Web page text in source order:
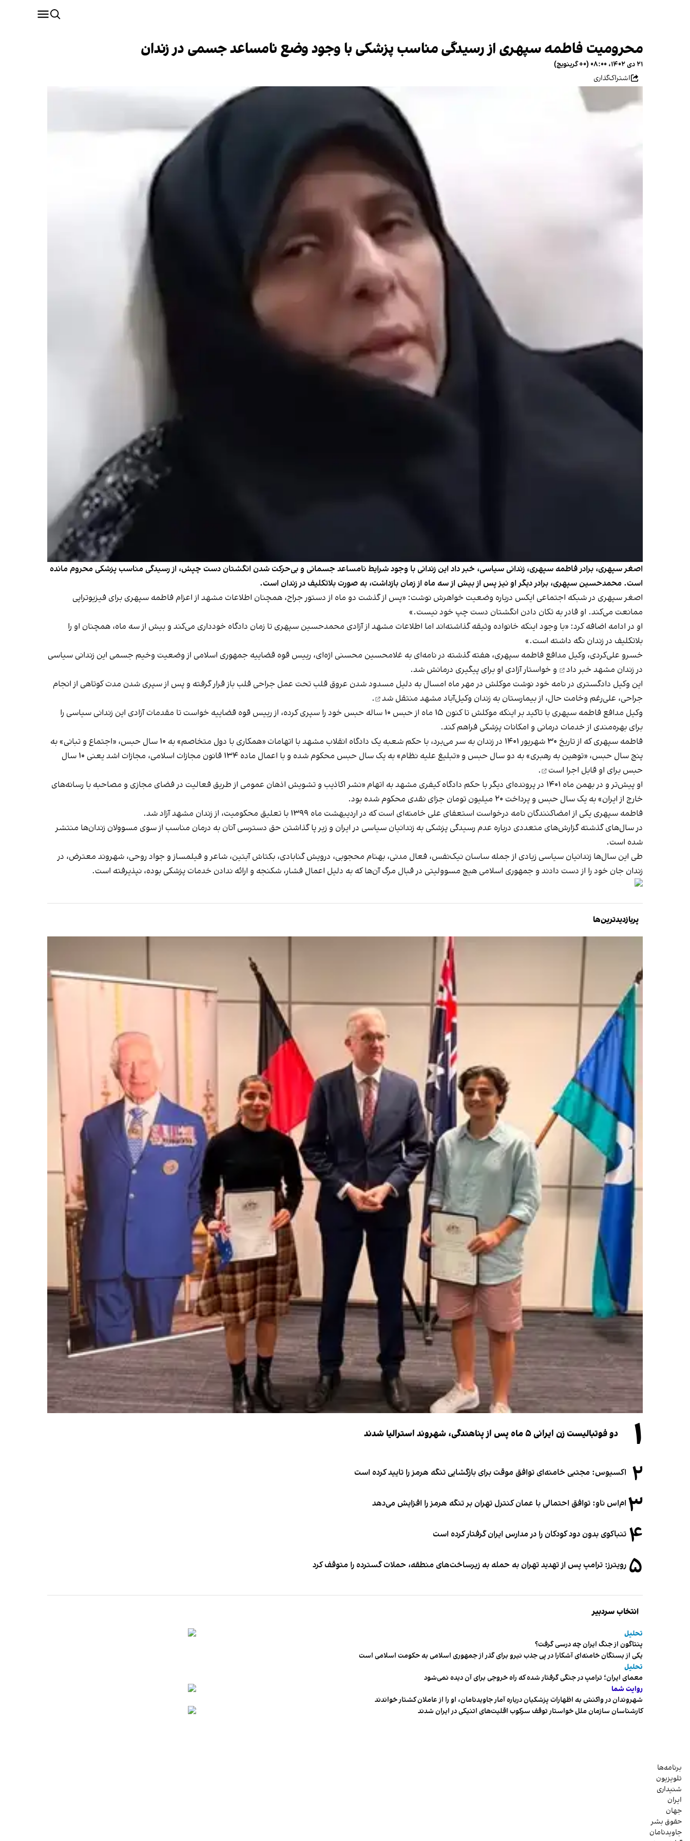
محرومیت فاطمه سپهری از رسیدگی مناسب پزشکی با وجود وضع نامساعد جسمی در زندان
۲۱ دی ۱۴۰۲، ۰۸:۰۰ (‎+۰ گرینویچ)
اشتراک‌گذاری
اصغر سپهری، برادر فاطمه سپهری، زندانی سیاسی، خبر داد این زندانی با وجود شرایط نامساعد جسمانی و بی‌حرکت شدن انگشتان دست چپش، از رسیدگی مناسب پزشکی محروم مانده
است. محمدحسین سپهری، برادر دیگر او نیز پس از بیش از سه ماه از زمان بازداشت، به صورت بلاتکلیف در زندان است.
اصغر سپهری در شبکه اجتماعی ایکس درباره وضعیت خواهرش نوشت: «پس از گذشت دو ماه از دستور جراح، همچنان اطلاعات مشهد از اعزام فاطمه سپهری برای فیزیوتراپی
ممانعت می‌کند. او قادر به تکان دادن انگشتان دست چپ خود نیست.»
او در ادامه اضافه کرد: «با وجود اینکه خانواده وثیقه گذاشته‌اند اما اطلاعات مشهد از آزادی محمدحسین سپهری تا زمان دادگاه خودداری می‌کند و بیش از سه ماه، همچنان او را
بلاتکلیف در زندان نگه داشته است.»
خسرو علی‌کردی، وکیل مدافع فاطمه سپهری، هفته گذشته در نامه‌ای به غلامحسین محسنی اژه‌ای، رییس قوه قضاییه جمهوری اسلامی از وضعیت وخیم جسمی این زندانی سیاسی
در زندان مشهدخبر داد
و خواستار آزادی او برای پیگیری درمانش شد.
این وکیل دادگستری در نامه خود نوشت موکلش در مهر ماه امسال به دلیل مسدود شدن عروق قلب تحت عمل جراحی قلب باز قرار گرفته و پس از سپری‌ شدن مدت کوتاهی از انجام
جراحی، علی‌رغم وخامت حال، از بیمارستان به زندان وکیل‌آباد مشهد منتقل شد
.
وکیل مدافع فاطمه سپهری با تاکید بر اینکه موکلش تا کنون ۱۵ ماه از حبس ۱۰ ساله حبس خود را سپری کرده، از رییس قوه قضاییه خواست تا مقدمات آزادی این زندانی سیاسی را
برای بهره‌مندی از خدمات درمانی و امکانات پزشکی فراهم کند.
فاطمه سپهری که از تاریخ ۳۰ شهریور ۱۴۰۱ در زندان به سر می‌برد، با حکم شعبه یک دادگاه انقلاب مشهد با اتهامات «همکاری با دول متخاصم» به ۱۰ سال حبس، «اجتماع و تبانی» به
پنج سال حبس، «توهین به رهبری» به دو سال حبس و «تبلیغ علیه نظام» به یک سال حبس محکوم شده و با اعمال ماده ۱۳۴ قانون مجازات اسلامی، مجازات اشد یعنی ۱۰ سال
حبس برای اوقابل اجرا است
.
او پیش‌تر و در بهمن ماه ۱۴۰۱ در پرونده‌ای دیگر با حکم دادگاه کیفری مشهد به اتهام «نشر اکاذیب و تشویش اذهان عمومی از طریق فعالیت در فضای مجازی و مصاحبه با رسانه‌های
خارج از ایران» به یک سال حبس و پرداخت ۲۰ میلیون تومان جزای نقدی محکوم شده بود.
فاطمه سپهری یکی از امضا‌کنندگان نامه درخواست استعفای علی خامنه‌ای است که در اردیبهشت‌ ماه ۱۳۹۹ با تعلیق محکومیت، از زندان مشهد آزاد شد.
در سال‌های گذشته گزارش‌های متعددی درباره عدم رسیدگی پزشکی به زندانیان سیاسی در ایران و زیر پا گذاشتن حق دسترسی آنان به درمان مناسب از سوی مسوولان زندان‌ها منتشر
شده است.
طی این سال‌ها زندانیان سیاسی زیادی از جمله ساسان نیک‌نفس، فعال مدنی، بهنام محجوبی، درویش گنابادی، بکتاش آبتین، شاعر و فیلمساز و جواد روحی، شهروند معترض، در
زندان جان خود را از دست دادند و جمهوری اسلامی هیچ مسوولیتی در قبال مرگ آن‌ها که به دلیل اعمال فشار، شکنجه و ارائه ندادن خدمات پزشکی بوده، نپذیرفته است.
پربازدیدترین‌ها
۱ دو فوتبالیست زن ایرانی ۵ ماه پس از پناهندگی، شهروند استرالیا شدند
۲ اکسیوس: مجتبی خامنه‌ای توافق موقت برای بازگشایی تنگه هرمز را تایید کرده است
۳ ام‌اس ناو: توافق احتمالی با عمان کنترل تهران بر تنگه هرمز را افزایش می‌دهد
۴ تنباکوی بدون دود کودکان را در مدارس ایران گرفتار کرده است
۵ رویترز: ترامپ پس از تهدید تهران به حمله به زیرساخت‌های منطقه، حملات گسترده را متوقف کرد
انتخاب سردبیر
تحلیل
پنتاگون از جنگ ایران چه درسی گرفت؟
یکی از بستگان خامنه‌ای آشکارا در پی جذب نیرو برای گذر از جمهوری اسلامی به حکومت اسلامی است
تحلیل
معمای ایران؛ ترامپ در جنگی گرفتار شده که راه خروجی برای آن دیده نمی‌شود
روایت شما
شهروندان در واکنش به اظهارات پزشکیان درباره آمار جاویدنامان، او را از عاملان کشتار خواندند
کارشناسان سازمان ملل خواستار توقف سرکوب اقلیت‌های اتنیکی در ایران شدند
برنامه‌ها
تلویزیون
شنیداری
ایران
جهان
حقوق بشر
جاویدنامان